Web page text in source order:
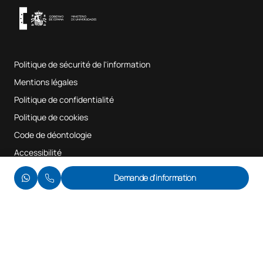
Salles de musique
Système interne d'assurance qualité
Plan du site
© UAX 2026
Politique de sécurité de l'information
Mentions légales
Politique de confidentialité
Politique de cookies
Code de déontologie
Accessibilité
Demande d'information